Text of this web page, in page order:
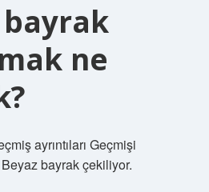
bayrak
ne
ayrıntıları Geçmişi
bayrak çekiliyor.